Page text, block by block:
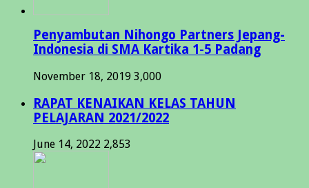
Penyambutan Nihongo Partners Jepang-
Indonesia di SMA Kartika 1-5 Padang
November 18, 2019 3,000
RAPAT KENAIKAN KELAS TAHUN
PELAJARAN 2021/2022
June 14, 2022 2,853